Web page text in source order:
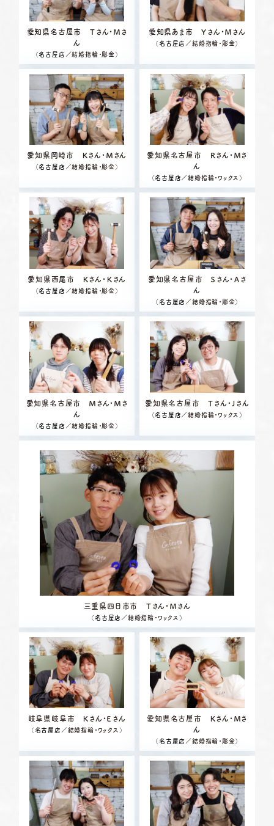
愛知県名古屋市 Ｔさん・Ｍさ
ん
（名古屋店 ／結婚指輪・彫金）
愛知県あま市 Ｙさん・Ｍさん
（ 名古屋店 ／結婚指輪・彫金）
愛知県岡崎市 Ｋさん・Ｍさん
（名古屋店 ／結婚指輪・彫金）
愛知県名古屋市 Ｒさん・Ｍさ
ん
（名古屋店 ／結婚指輪・ワックス）
愛知県西尾市 Ｋさん・Ｋさん
（名古屋店 ／結婚指輪・彫金）
愛知県名古屋市 Ｓさん・Ａさ
ん
（ 名古屋店 ／結婚指輪・彫金）
愛知県名古屋市 Ｍさん・Ｍさ
ん
（名古屋店 ／結婚指輪・彫金）
愛知県名古屋市 Ｔさん・Ｊさん
（名古屋店 ／結婚指輪・ワックス）
三重県四日市市 Ｔさん・Ｍさん
（ 名古屋店 ／結婚指輪・ワックス）
岐阜県岐阜市 Ｋさん・Ｅさん
（ 名古屋店 ／結婚指輪・ワックス）
愛知県名古屋市 Ｋさん・Ｍさ
ん
（ 名古屋店 ／結婚指輪・彫金）